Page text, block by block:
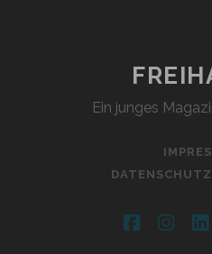
Ein junges
facebook